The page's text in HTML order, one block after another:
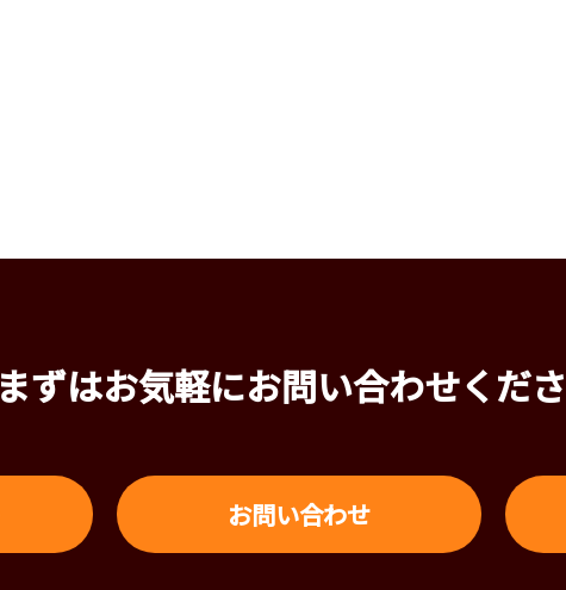
まずはお気軽にお問い合わせくだ
お問い合わせ